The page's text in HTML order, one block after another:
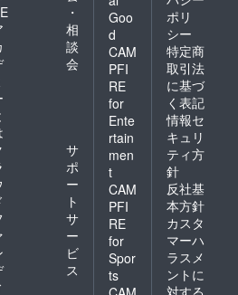
・
相
談
会
サ
ポ
ー
ト
サ
ー
ビ
ス
Goo
d
CAM
PFI
RE
for
Ente
rtain
men
t
CAM
PFI
RE
for
Spor
ts
ポリ
シー
特定商
取引法
に基づ
く表記
情報セ
キュリ
ティ方
針
反社基
本方針
カスタ
マーハ
ラスメ
ントに